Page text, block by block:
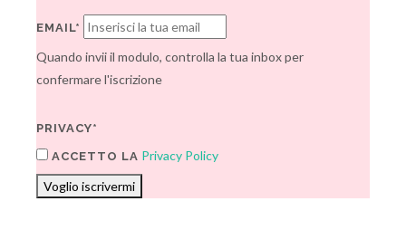
EMAIL*
Quando invii il modulo, controlla la tua inbox per
confermare l'iscrizione
PRIVACY*
ACCETTO LA Privacy Policy
Voglio iscrivermi